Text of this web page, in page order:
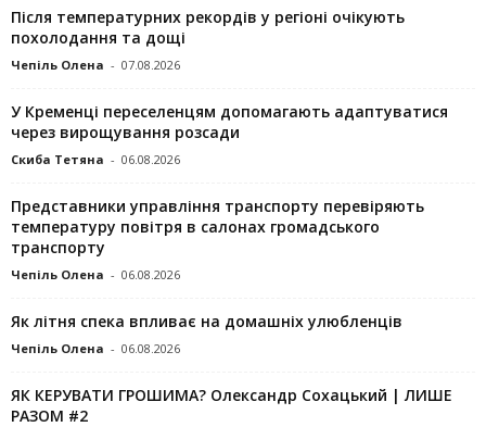
Після температурних рекордів у регіоні очікують
похолодання та дощі
Чепіль Олена - 07.08.2026
У Кременці переселенцям допомагають адаптуватися
через вирощування розсади
Скиба Тетяна - 06.08.2026
Представники управління транспорту перевіряють
температуру повітря в салонах громадського
транспорту
Чепіль Олена - 06.08.2026
Як літня спека впливає на домашніх улюбленців
Чепіль Олена - 06.08.2026
ЯК КЕРУВАТИ ГРОШИМА? Олександр Сохацький | ЛИШЕ
РАЗОМ #2